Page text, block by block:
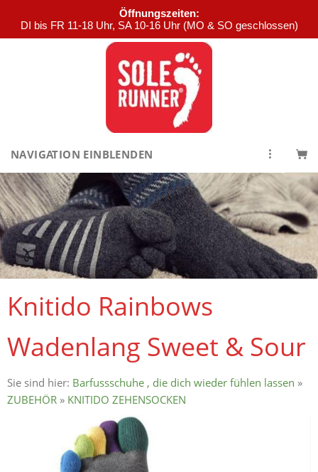
Öffnungszeiten:
DI bis FR 11-18 Uhr, SA 10-16 Uhr (MO & SO geschlossen)
NAVIGATION EINBLENDEN
Knitido Rainbows
Wadenlang Sweet & Sour
Sie sind hier: Barfussschuhe , die dich wieder fühlen lassen »
ZUBEHÖR » KNITIDO ZEHENSOCKEN